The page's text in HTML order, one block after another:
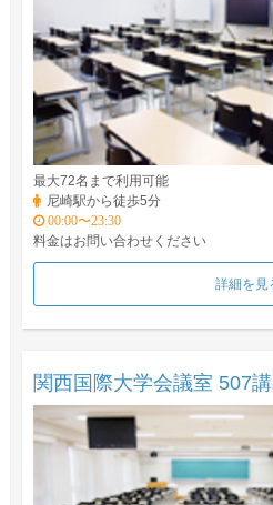
最大72名まで利用可能
尼崎駅から徒歩5分
00:00〜23:30
料金はお問い合わせください
詳細を見
関西国際大学会議室 507